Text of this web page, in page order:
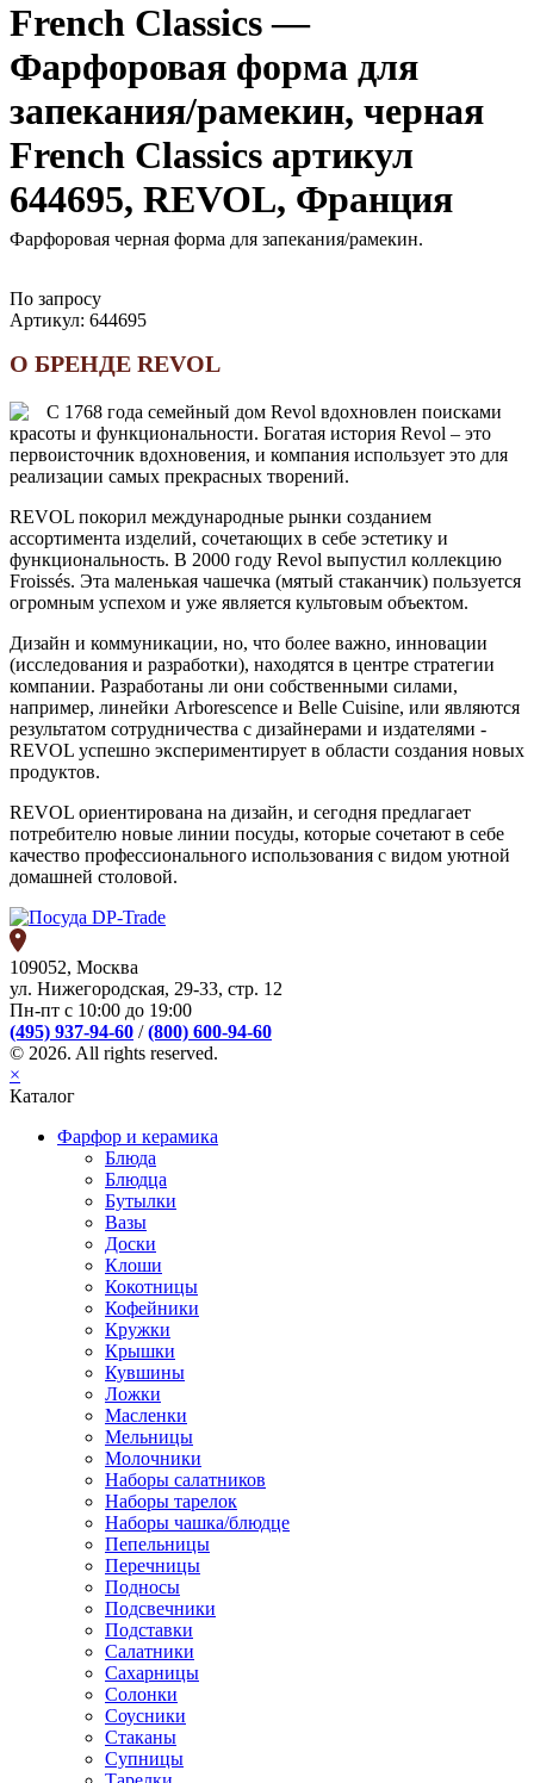
French Classics —
Фарфоровая форма для
запекания/рамекин, черная
French Classics артикул
644695, REVOL, Франция
Фарфоровая черная форма для запекания/рамекин.
По запросу
Артикул: 644695
О БРЕНДЕ REVOL
С 1768 года семейный дом Revol вдохновлен поисками
красоты и функциональности. Богатая история Revol – это
первоисточник вдохновения, и компания использует это для
реализации самых прекрасных творений.
REVOL покорил международные рынки созданием
ассортимента изделий, сочетающих в себе эстетику и
функциональность. В 2000 году Revol выпустил коллекцию
Froissés. Эта маленькая чашечка (мятый стаканчик) пользуется
огромным успехом и уже является культовым объектом.
Дизайн и коммуникации, но, что более важно, инновации
(исследования и разработки), находятся в центре стратегии
компании. Разработаны ли они собственными силами,
например, линейки Arborescence и Belle Cuisine, или являются
результатом сотрудничества с дизайнерами и издателями -
REVOL успешно экспериментирует в области создания новых
продуктов.
REVOL ориентирована на дизайн, и сегодня предлагает
потребителю новые линии посуды, которые сочетают в себе
качество профессионального использования с видом уютной
домашней столовой.
109052, Москва
ул. Нижегородская, 29-33, стр. 12
Пн-пт с 10:00 до 19:00
(495) 937-94-60 /(800) 600-94-60
© 2026. All rights reserved.
×
Каталог
Фарфор и керамика
Блюда
Блюдца
Бутылки
Вазы
Доски
Клоши
Кокотницы
Кофейники
Кружки
Крышки
Кувшины
Ложки
Масленки
Мельницы
Молочники
Наборы салатников
Наборы тарелок
Наборы чашка/блюдце
Пепельницы
Перечницы
Подносы
Подсвечники
Подставки
Салатники
Сахарницы
Солонки
Соусники
Стаканы
Супницы